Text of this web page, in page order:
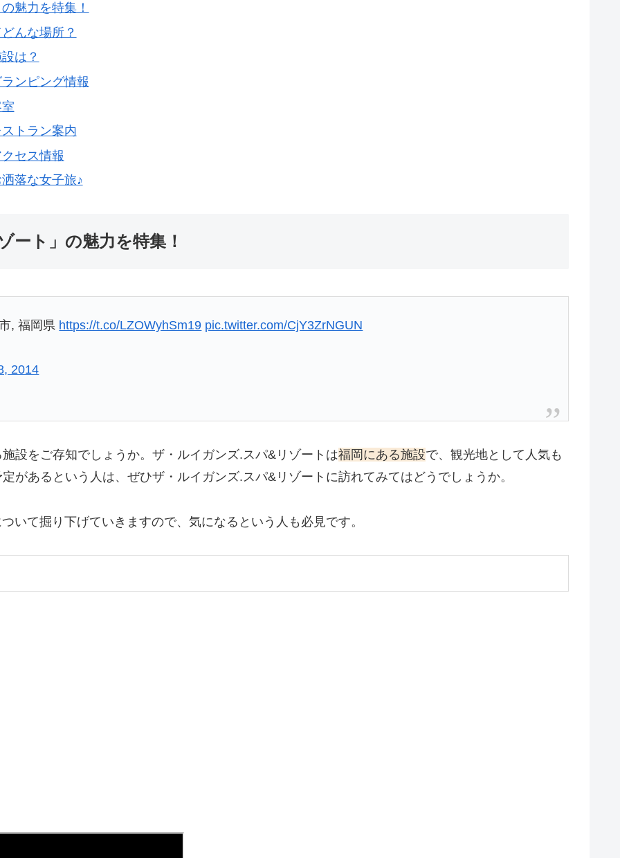
魅力を特集！
んな場所？
は？
ンピング情報
トラン案内
セス情報
落な女子旅♪
ート」の魅力を特集！
, 福岡県 https://t.co/LZOWyhSm19 pic.twitter.com/CjY3ZrNGUN
2014
設をご存知でしょうか。ザ・ルイガンズ.スパ&リゾートは福岡にある施設で、観光地として人気も
があるという人は、ぜひザ・ルイガンズ.スパ&リゾートに訪れてみてはどうでしょうか。
いて掘り下げていきますので、気になるという人も必見です。